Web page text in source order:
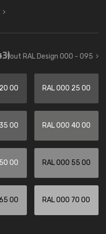
tout RAL Design 000 - 095
00 RAL 000 25 00
00 RAL 000 40 00
00 RAL 000 55 00
00 RAL 000 70 00